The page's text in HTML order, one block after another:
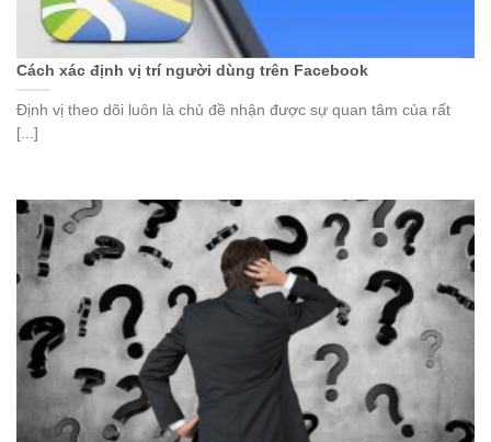
Cách xác định vị trí người dùng trên Facebook
Định vị theo dõi luôn là chủ đề nhận được sự quan tâm của rất
[...]